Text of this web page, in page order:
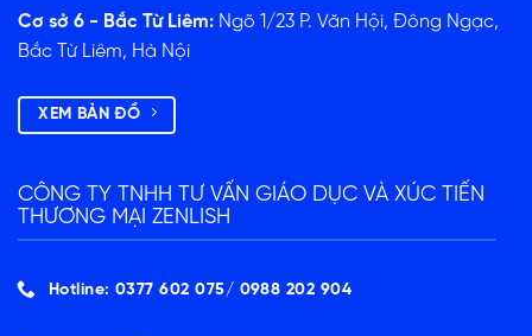
Cơ sở 6 - Bắc Từ Liêm: Ngõ 1/23 P. Văn Hội, Đông Ngạc,
Bắc Từ Liêm, Hà Nội
XEM BẢN ĐỒ
CÔNG TY TNHH TƯ VẤN GIÁO DỤC VÀ XÚC TIẾN
THƯƠNG MẠI ZENLISH
Hotline: 0377 602 075/ ‭0988 202 904‬